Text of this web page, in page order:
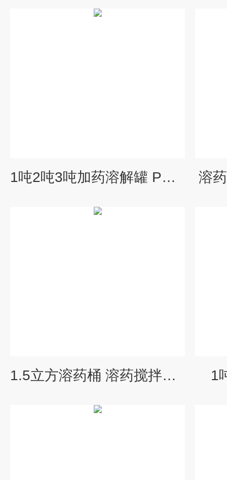
1吨2吨3吨加药溶解罐 PE圆形溶解桶 溶
1.5立方溶药桶 溶药搅拌机 厂家 1